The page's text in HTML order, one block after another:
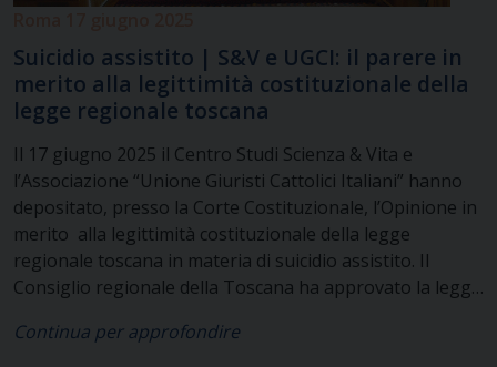
Suicidio assistito | S&V e UGCI: il parere in
merito alla legittimità costituzionale della
legge regionale toscana
Il 17 giugno 2025 il Centro Studi Scienza & Vita e
l’Associazione “Unione Giuristi Cattolici Italiani” hanno
depositato, presso la Corte Costituzionale, l’Opinione in
merito alla legittimità costituzionale della legge
regionale toscana in materia di suicidio assistito. Il
Consiglio regionale della Toscana ha approvato la legge
organizzative per l’attuazione delle sentenze della Corte
Continua per approfondire